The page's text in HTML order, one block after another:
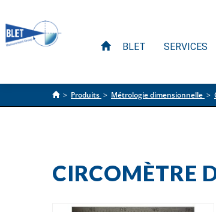
BLET SERVICES
> Produits > Métrologie dimensionnelle >
CIRCOMÈTRE